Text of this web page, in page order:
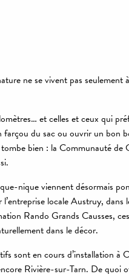
ne se vivent pas seulement
et celles et ceux qui
du sac ou ouvrir un bon
bien : la Communauté de
nique viennent désormais
locale Austruy, dans
Rando Grands Causses,
dans le décor.
sont en cours d’installation à
Rivière-sur-Tarn. De quoi